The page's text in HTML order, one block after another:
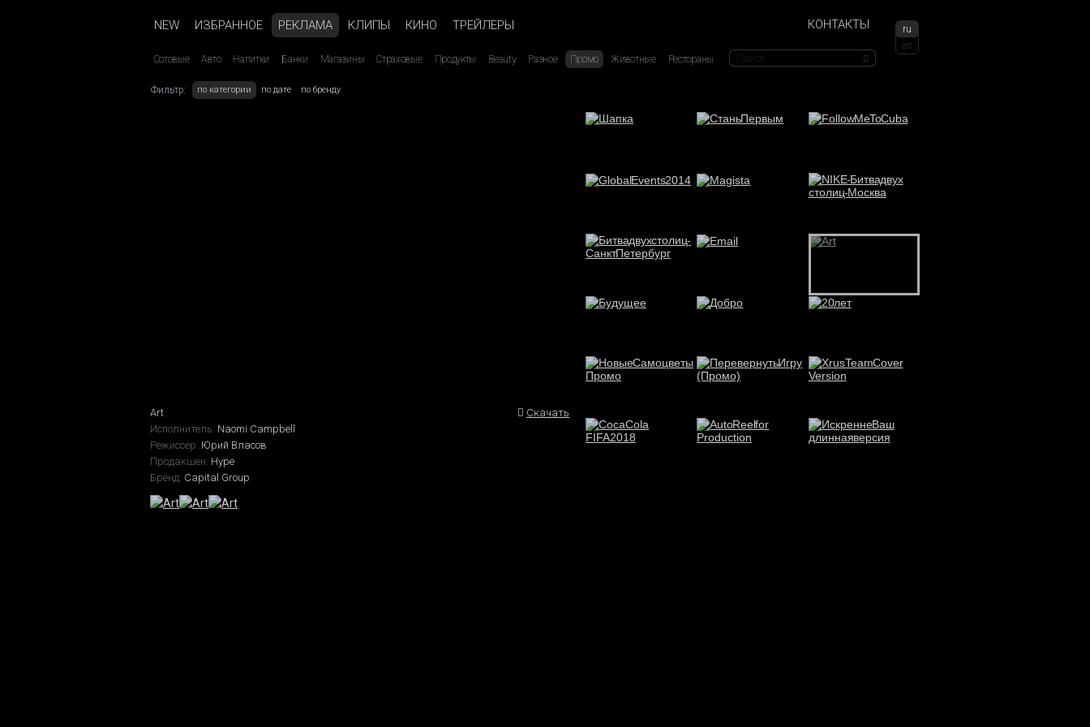
NEW ИЗБРАННОЕ РЕКЛАМА КЛИПЫ КИНО ТРЕЙЛЕРЫ КОНТАКТЫ
ru
en
Сотовые
Авто Напитки Банки Магазины Страховые Продукты Beauty Разное Промо Животные Рестораны
Фильтр: по категории по дате по бренду
Скачать
Art
Исполнитель: Naomi Campbell
Режиссёр: Юрий Власов
Продакшен: Hype
Бренд: Capital Group